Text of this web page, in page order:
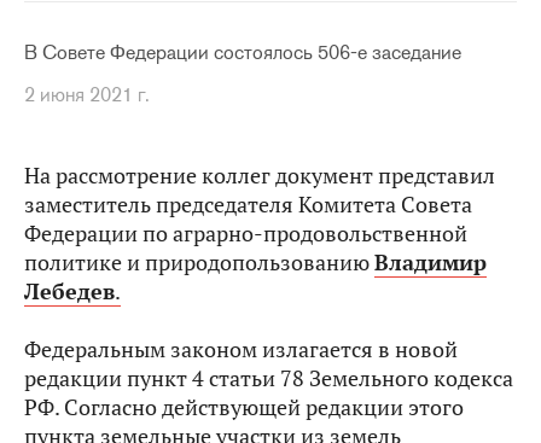
В Совете Федерации состоялось 506-е заседание
2 июня 2021 г.
На рассмотрение коллег документ представил
заместитель председателя Комитета Совета
Федерации по аграрно-продовольственной
политике и природопользованиюВладимир
Лебедев.
Федеральным законом излагается в новой
редакции пункт 4 статьи 78 Земельного кодекса
РФ. Согласно действующей редакции этого
пункта земельные участки из земель